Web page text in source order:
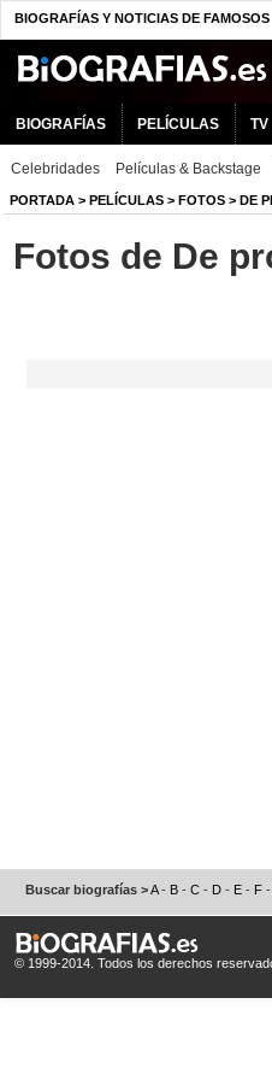
BIOGRAFÍAS Y NOTICIAS DE FAMOSOS
BIOGRAFÍAS PELÍCULAS TV
Celebridades Películas & Backstage
PORTADA > PELÍCULAS > FOTOS > DE
Fotos de De
Buscar biografías >A- B - C - D - E - F -
© 1999-2014. Todos los derechos